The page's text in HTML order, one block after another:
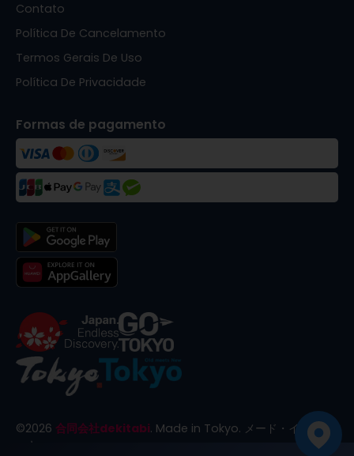
Contato
Política De Cancelamento
Termos Gerais De Uso
Política De Privacidade
Formas de pagamento
©2026 合同会社dekitabi. Made in Tokyo. メード・イン・ト
ーキョー